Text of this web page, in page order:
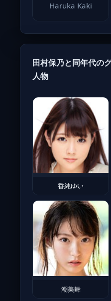
Haruka Kaki
田村保乃と同年代の
人物
香純ゆい
潮美舞